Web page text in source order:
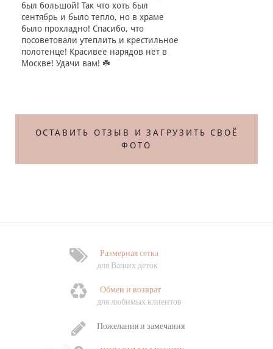
был большой! Так что хоть был
сентябрь и было тепло, но в храме
было прохладно! Спасибо, что
посоветовали утеплить и крестильное
полотенце! Красивее нарядов нет в
Москве! Удачи вам! ☘️
ОСТАВИТЬ ОТЗЫВ И ЗАГРУЗИТЬ СВОЁ
ФОТО
Размерная сетка
для Ваших деток
Обмен и возврат
для любимых клиентов
Пожелания и замечания